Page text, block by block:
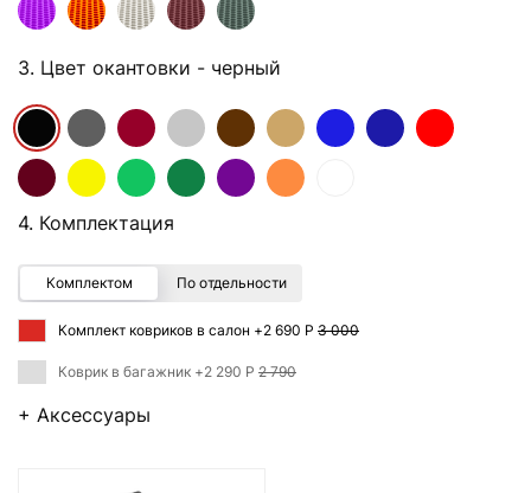
3. Цвет окантовки - черный
4. Комплектация
Комплектом По отдельности
Комплект ковриков в салон +2 690 Р 3 000
Коврик в багажник +2 290 Р 2 790
+ Аксессуары